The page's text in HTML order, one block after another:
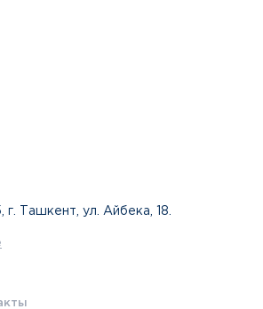
г. Ташкент, ул. Айбека, 18.